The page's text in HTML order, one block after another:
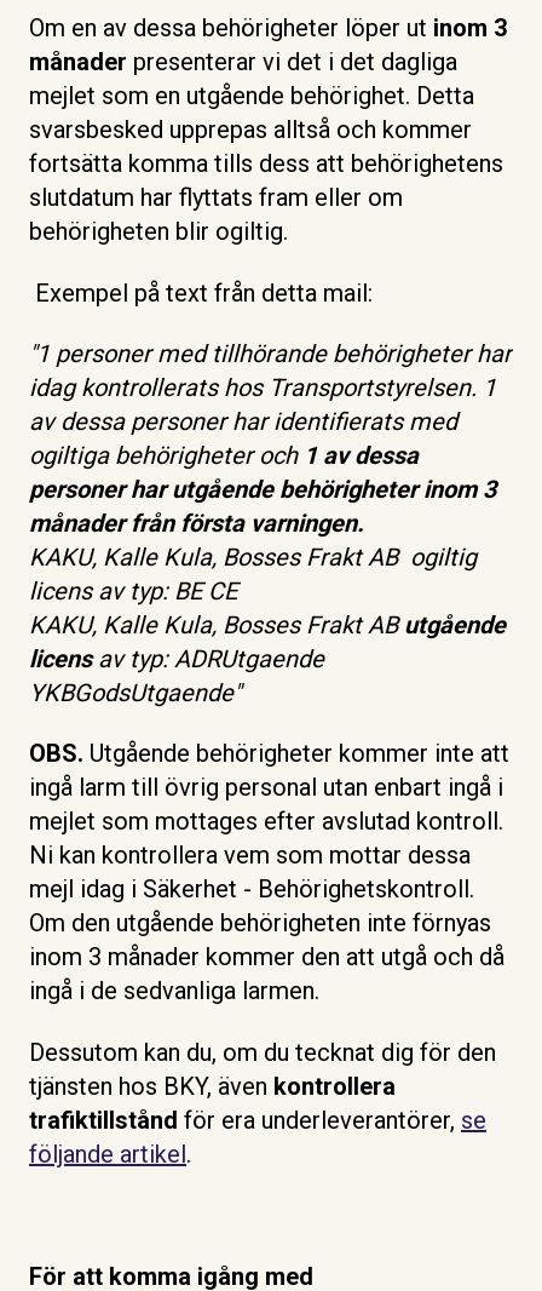
Om en av dessa behörigheter löper ut inom 3
månader presenterar vi det i det dagliga
mejlet som en utgående behörighet. Detta
svarsbesked upprepas alltså och kommer
fortsätta komma tills dess att behörighetens
slutdatum har flyttats fram eller om
behörigheten blir ogiltig.
Exempel på text från detta mail:
"1 personer med tillhörande behörigheter har
idag kontrollerats hos Transportstyrelsen. 1
av dessa personer har identifierats med
ogiltiga behörigheter och 1 av dessa
personer har utgående behörigheter inom 3
månader från första varningen.
KAKU, Kalle Kula, Bosses Frakt AB ogiltig
licens av typ: BE CE
KAKU, Kalle Kula, Bosses Frakt AButgående
licensav typ: ADRUtgaende
YKBGodsUtgaende"
OBS. Utgående behörigheter kommer inte att
ingå larm till övrig personal utan enbart ingå i
mejlet som mottages efter avslutad kontroll.
Ni kan kontrollera vem som mottar dessa
mejl idag i Säkerhet - Behörighetskontroll.
Om den utgående behörigheten inte förnyas
inom 3 månader kommer den att utgå och då
ingå i de sedvanliga larmen.
Dessutom kan du, om du tecknat dig för den
tjänsten hos BKY, även kontrollera
trafiktillstånd för era underleverantörer, se
följande artikel.
För att komma igång med